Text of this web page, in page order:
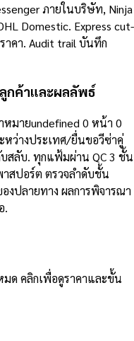
ภายในบริษัท, Ninja
Domestic. Express cut-
าคา. Audit trail บันทึก
กค้าและผลลัพธ์
หมายundefined 0 หน้า 0
ว่างประเทศ/ยื่นขอวีซ่าคู่
บสลับ. ทุกแฟ้มผ่าน QC 3 ชั้น
าสปอร์ต ตรวจลำดับชั้น
งปลายทาง ผลการพิจารณา
.
มด คลิกเพื่อดูราคาและขั้น